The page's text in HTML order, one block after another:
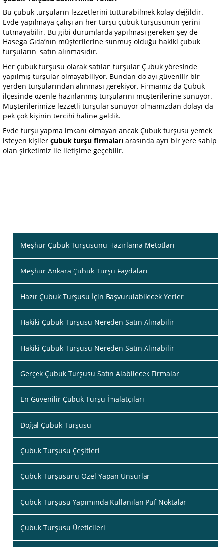
Bu çubuk turşuların lezzetlerini tutturabilmek kolay değildir.
Evde yapılmaya çalışılan her turşu çubuk turşusunun yerini
tutmayabilir. Bu gibi durumlarda yapılması gereken şey de
Hasega Gıda’nın müşterilerine sunmuş olduğu hakiki çubuk
turşularını satın alınmasıdır.
Her çubuk turşusu olarak satılan turşular Çubuk yöresinde
yapılmış turşular olmayabiliyor. Bundan dolayı güvenilir bir
yerden turşularından alınması gerekiyor. Firmamız da Çubuk
ilçesinde özenle hazırlanmış turşularını müşterilerine sunuyor.
Müşterilerimize lezzetli turşular sunuyor olmamızdan dolayı da
pek çok kişinin tercihi haline geldik.
Evde turşu yapma imkanı olmayan ancak Çubuk turşusu yemek
isteyen kişiler çubuk turşu firmaları arasında ayrı bir yere sahip
olan şirketimiz ile iletişime geçebilir.
Meşhur Çubuk Turşusunu Hazırlama Metotları
Meşhur Ankara Çubuk Turşu Faydaları
Hazır Çubuk Turşusu İçin Başvurulabilecek Yerler
Hakiki Çubuk Turşusu Nereden Satın Alınabilir
Hakiki Çubuk Turşusu Nereden Satın Alınabilir
Gerçek Çubuk Turşusu Satın Alabilecek Firmalar
En Güvenilir Çubuk Turşu İmalatçıları
Doğal Çubuk Turşusu
Çubuk Turşusu Çeşitleri
Çubuk Turşusunu Özel Yapan Unsurlar
Çubuk Turşusu Yapımında Kullanılan Püf Noktalar
Çubuk Turşusu Üreticileri